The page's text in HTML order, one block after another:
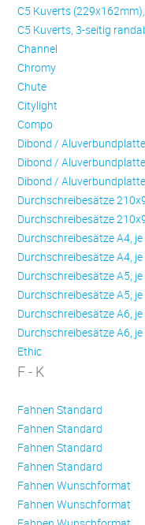
C5 Kuverts
C5 Kuverts, 3-seitig
Channel
Chromy
Chute
Citylight
Compo
Dibond / Aluverbundplatte
Dibond / Aluverbundplatte
Dibond / Aluverbundplatte
Durchschreibesätze
Durchschreibesätze
Durchschreibesätze A4,
Durchschreibesätze A4,
Durchschreibesätze A5,
Durchschreibesätze A5,
Durchschreibesätze A6,
Durchschreibesätze A6,
Ethic
F - K
Fahnen Standard
Fahnen Standard
Fahnen Standard
Fahnen Standard
Fahnen Wunschformat
Fahnen Wunschformat